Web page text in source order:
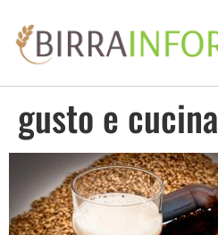
gusto e cucina